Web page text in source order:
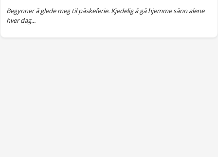
Begynner å glede meg til påskeferie. Kjedelig å gå hjemme sånn alene
hver dag...